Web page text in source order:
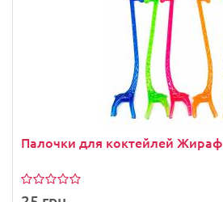
Палочки для коктейлей Жираф